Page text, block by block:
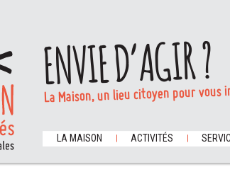
ENVIE D’AGIR ?
La Maison, un lieu citoyen pour
LA MAISON ACTIVITÉS